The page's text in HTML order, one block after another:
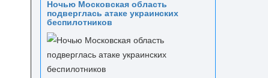
Ночью Московская область
подверглась атаке украинских
беспилотников